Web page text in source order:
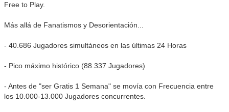
Free to Play.
Más allá de Fanatismos y Desorientación...
- 40.686 Jugadores simultáneos en las últimas 24 Horas
- Pico máximo histórico (88.337 Jugadores)
- Antes de "ser Gratis 1 Semana" se movía con Frecuencia entre
los 10.000-13.000 Jugadores concurrentes.